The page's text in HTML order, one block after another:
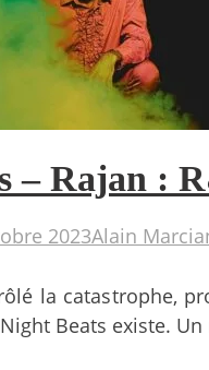
– Rajan :
2023Alain
la catastrophe,
Beats existe.